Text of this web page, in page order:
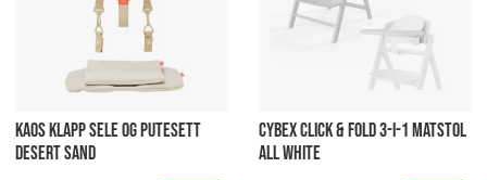
KAOS KLAPP SELE OG PUTESETT
DESERT SAND
CYBEX CLICK & FOLD 3-I-1 MATSTOL
ALL WHITE